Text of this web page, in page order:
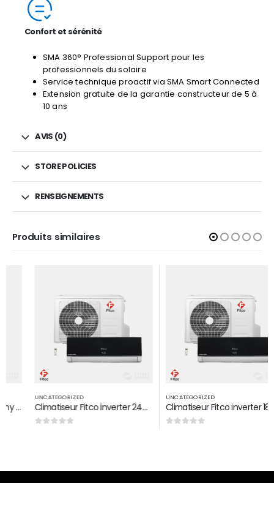
Confort et sérénité
SMA 360° Professional Support pour les
professionnels du solaire
Service technique proactif via SMA Smart Connected
Extension gratuite de la garantie constructeur de 5 à
10 ans
AVIS (0)
STORE POLICIES
RENSEIGNEMENTS
Produits similaires
UNCATEGORIZED
Climatiseur Fitco inverter 24000 Btu/h
UNCATEGORIZED
Climatiseur Fitco inverter 18000 Btu/h
sur 5